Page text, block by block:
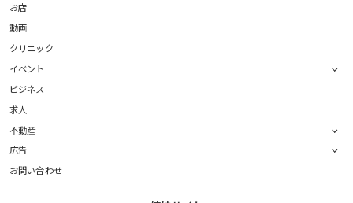
お店
動画
クリニック
イベント
ビジネス
求人
不動産
広告
お問い合わせ